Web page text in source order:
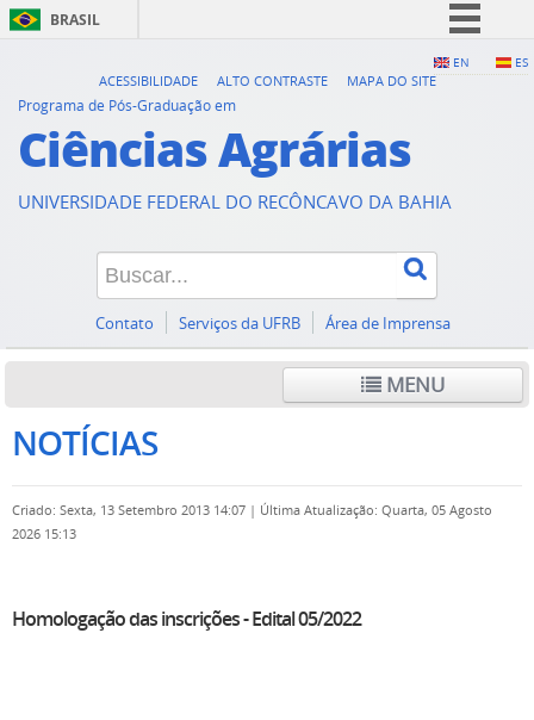
BRASIL
Participe
Acesso à informação
Legislação
Canais
EN ES
ACESSIBILIDADE ALTO CONTRASTE
MAPA DO SITE
Programa de Pós-Graduação em
Ciências Agrárias
UNIVERSIDADE FEDERAL DO RECÔNCAVO DA BAHIA
Contato Serviços da UFRB Área de Imprensa
MENU
NOTÍCIAS
Criado: Sexta, 13 Setembro 2013 14:07 | Última Atualização: Quarta, 05 Agosto
2026 15:13
Homologação das inscrições - Edital 05/2022